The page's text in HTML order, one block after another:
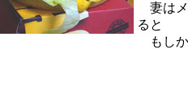
妻はメ
ると
もしか